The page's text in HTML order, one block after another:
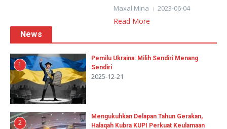
Maxal Mina 2023-06-04
Read More
News
1
Pemilu Ukraina: Milih Sendiri Menang
Sendiri
2025-12-21
2
Mengukuhkan Delapan Tahun Gerakan,
Halaqah Kubra KUPI Perkuat Keulamaan